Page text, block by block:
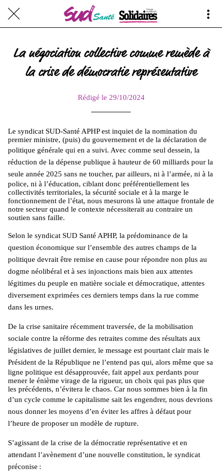
La négociation collective comme remède à
la crise de démocratie représentative
Rédigé le 29/10/2024
Le syndicat SUD-Santé APHP est inquiet de la nomination du
premier ministre, (puis) du gouvernement et de la déclaration de
politique générale qui en a suivi. Avec comme seul dessein, la
réduction de la dépense publique à hauteur de 60 milliards pour la
seule année 2025 sans ne toucher, par ailleurs, ni à l’armée, ni à la
police, ni à l’éducation, ciblant donc préférentiellement les
collectivités territoriales, la sécurité sociale et à la marge le
fonctionnement de l’état, nous mesurons là une attaque frontale de
notre secteur quand le contexte nécessiterait au contraire un
soutien sans faille.
Selon le syndicat SUD Santé APHP, la prédominance de la
question économique sur l’ensemble des autres champs de la
politique devrait être remise en cause pour répondre non plus au
dogme néolibéral et à ses injonctions mais bien aux attentes
légitimes du peuple en matière sociale et démocratique, attentes
diversement exprimées ces derniers temps dans la rue comme
dans les urnes.
De la crise sanitaire récemment traversée, de la mobilisation
sociale contre la réforme des retraites comme des résultats aux
législatives de juillet dernier, le message est pourtant clair mais le
Président de la République ne l’entend pas qui, alors même que sa
ligne politique est désapprouvée, fait appel aux perdants pour
mener le énième virage de la rigueur, un choix qui pas plus que
les précédents, n’évitera le chaos. Car nous sommes bien à la fin
d’un cycle comme le capitalisme sait les engendrer, nous devrions
nous donner les moyens d’en éviter les affres à défaut pour
l’heure de proposer un modèle de rupture.
S’agissant de la crise de la démocratie représentative et en
attendant l’avènement d’une nouvelle constitution, le syndicat
préconise :